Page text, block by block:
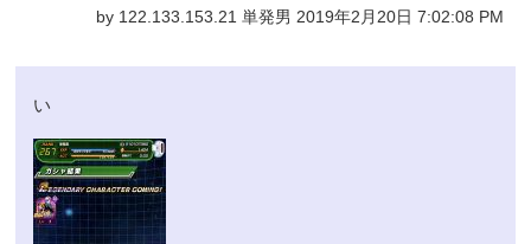
by 122.133.153.21 単発男 2019年2月20日 7:02:08 PM
い